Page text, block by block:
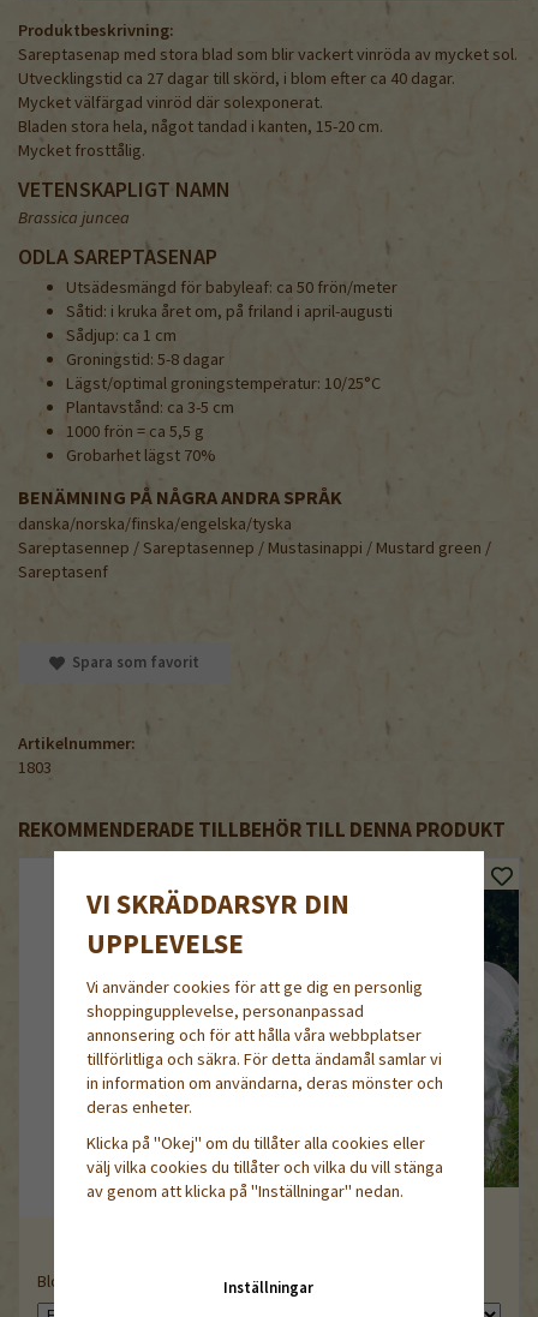
Produktbeskrivning:
Sareptasenap med stora blad som blir vackert vinröda av mycket sol.
Utvecklingstid ca 27 dagar till skörd, i blom efter ca 40 dagar.
Mycket välfärgad vinröd där solexponerat.
Bladen stora hela, något tandad i kanten, 15-20 cm.
Mycket frosttålig.
VETENSKAPLIGT NAMN
Brassica juncea
ODLA SAREPTASENAP
Utsädesmängd för babyleaf: ca 50 frön/meter
Såtid: i kruka året om, på friland i april-augusti
Sådjup: ca 1 cm
Groningstid: 5-8 dagar
Lägst/optimal groningstemperatur: 10/25°C
Plantavstånd: ca 3-5 cm
1000 frön = ca 5,5 g
Grobarhet lägst 70%
BENÄMNING PÅ NÅGRA ANDRA SPRÅK
danska/norska/finska/engelska/tyska
Sareptasennep / Sareptasennep / Mustasinappi / Mustard green /
Sareptasenf
Spara som favorit
Artikelnummer:
1803
REKOMMENDERADE TILLBEHÖR TILL DENNA PRODUKT
Blomsax
bred
VI SKRÄDDARSYR DIN
UPPLEVELSE
Vi använder cookies för att ge dig en personlig
shoppingupplevelse, personanpassad
annonsering och för att hålla våra webbplatser
tillförlitliga och säkra. För detta ändamål samlar vi
in information om användarna, deras mönster och
deras enheter.
Klicka på "Okej" om du tillåter alla cookies eller
välj vilka cookies du tillåter och vilka du vill stänga
av genom att klicka på "Inställningar" nedan.
Inställningar